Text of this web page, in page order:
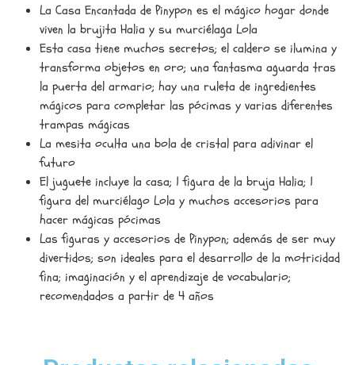
La Casa Encantada de Pinypon es el mágico hogar donde
viven la brujita Halia y su murciélaga Lola
Esta casa tiene muchos secretos; el caldero se ilumina y
transforma objetos en oro; una fantasma aguarda tras
la puerta del armario; hay una ruleta de ingredientes
mágicos para completar las pócimas y varias diferentes
trampas mágicas
La mesita oculta una bola de cristal para adivinar el
futuro
El juguete incluye la casa; 1 figura de la bruja Halia; 1
figura del murciélago Lola y muchos accesorios para
hacer mágicas pócimas
Las figuras y accesorios de Pinypon; además de ser muy
divertidos; son ideales para el desarrollo de la motricidad
fina; imaginación y el aprendizaje de vocabulario;
recomendados a partir de 4 años